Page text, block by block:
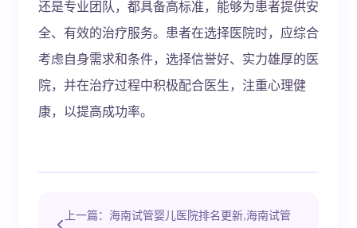
还是专业团队，都具备高标准，能够为患者提供安
全、有效的治疗服务。患者在选择医院时，应综合
考虑自身需求和条件，选择信誉好、实力雄厚的医
院，并在治疗过程中积极配合医生，注重心理健
康，以提高成功率。
上一篇：海南试管婴儿医院排名更新,海南试管